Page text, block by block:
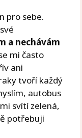
pro sebe.
a nechávám
mi často
ani
tvoří každý
autobus
svítí zelená,
potřebuji